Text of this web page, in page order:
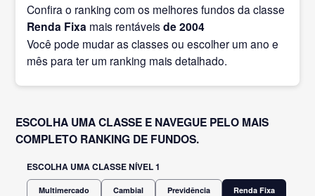
Confira o ranking com os melhores fundos da classe
Renda Fixa mais rentáveisde 2004
Você pode mudar as classes ou escolher um ano e
mês para ter um ranking mais detalhado.
ESCOLHA UMA CLASSE E NAVEGUE PELO MAIS
COMPLETO RANKING DE FUNDOS.
ESCOLHA UMA CLASSE NÍVEL 1
Multimercado Cambial Previdência Renda Fixa